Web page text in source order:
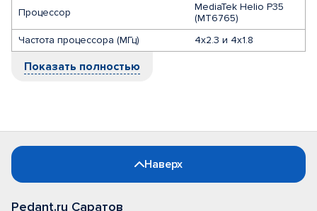
Процессор
MediaTek Helio P35
(MT6765)
Частота процессора (МГц)
4x2.3 и 4x1.8
Показать полностью
Наверх
Pedant.ru Саратов